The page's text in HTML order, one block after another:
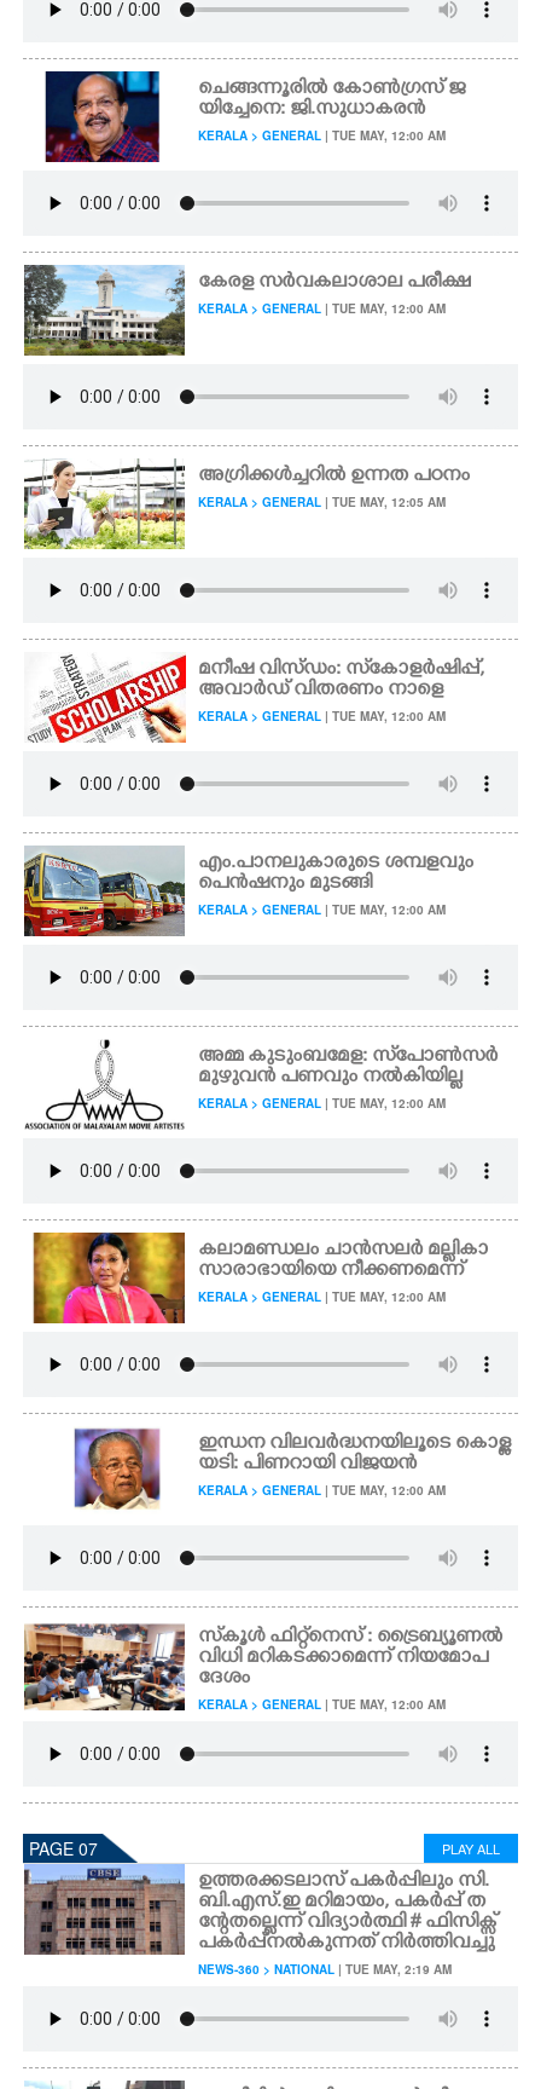
ചെങ്ങന്നൂരിൽ കോൺഗ്രസ് ജ
യിച്ചേനെ: ജി.സുധാകരൻ
KERALA > GENERAL | TUE MAY, 12:00 AM
കേരള സർവകലാശാല പരീക്ഷ
KERALA > GENERAL | TUE MAY, 12:00 AM
അഗ്രിക്കൾച്ചറിൽ ഉന്നത പഠനം
KERALA > GENERAL | TUE MAY, 12:05 AM
മനീഷ വിസ്ഡം: സ്‌കോളർഷിപ്പ്,
അവാർഡ് വിതരണം നാളെ
KERALA > GENERAL | TUE MAY, 12:00 AM
എം.പാനലുകാരുടെ ശമ്പളവും
പെൻഷനും മുടങ്ങി
KERALA > GENERAL | TUE MAY, 12:00 AM
അമ്മ കുടുംബമേള: സ്‌പോൺസർ
മുഴുവൻ പണവും നൽകിയില്ല
KERALA > GENERAL | TUE MAY, 12:00 AM
കലാമണ്ഡലം ചാൻസലർ മല്ലികാ
സാരാഭായിയെ നീക്കണമെന്ന്
KERALA > GENERAL | TUE MAY, 12:00 AM
ഇന്ധന വിലവർദ്ധനയിലൂടെ കൊള്ള
യടി: പിണറായി വിജയൻ
KERALA > GENERAL | TUE MAY, 12:00 AM
സ്‌കൂൾ ഫിറ്റ്നെസ് : ട്രൈബ്യൂണൽ
വിധി മറികടക്കാമെന്ന് നിയമോപ
ദേശം
KERALA > GENERAL | TUE MAY, 12:00 AM
PAGE 07 PLAY ALL
ഉത്തരക്കടലാസ് പകർപ്പിലും സി.
ബി.എസ്.ഇ മറിമായം,​ പകർപ്പ് ത
ന്റേതല്ലെന്ന് വിദ്യാർത്ഥി # ഫിസിക്സ്
പകർപ്പ് നൽകുന്നത് നിർത്തിവച്ചു
NEWS-360 > NATIONAL | TUE MAY, 2:19 AM